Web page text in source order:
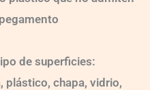
de superficies:
plástico, chapa, vidrio,